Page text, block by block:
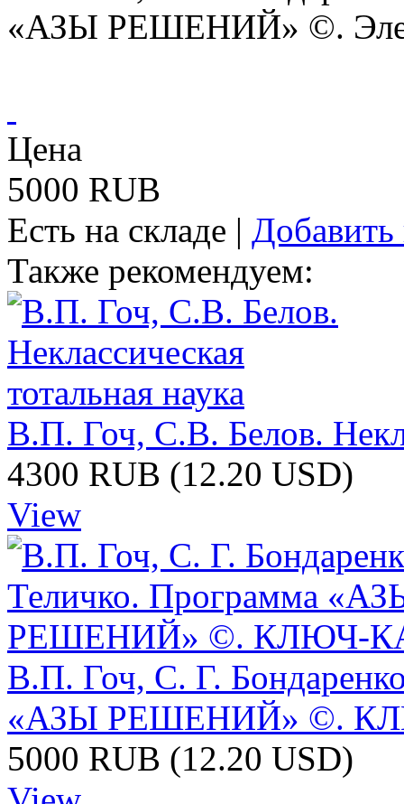
«АЗЫ РЕШЕНИЙ» ©.
Цена
5000 RUB
Есть на складе | Добавить
Также рекомендуем:
В.П. Гоч, С.В. Белов.
4300 RUB (12.20 USD)
View
В.П. Гоч, С. Г.
«АЗЫ РЕШЕНИЙ» ©.
5000 RUB (12.20 USD)